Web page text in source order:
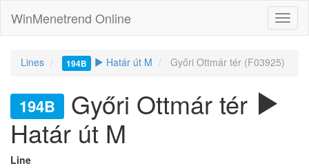
WinMenetrend Online
Lines 194B Határ út M Győri Ottmár tér (F03925)
194B
Győri Ottmár tér
Határ út M
Line